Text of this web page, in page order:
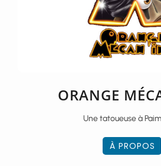
ORANGE
Une tatoueuse à
À PROPOS